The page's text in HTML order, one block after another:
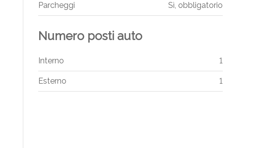
Parcheggi Sì, obbligatorio
Numero posti auto
Interno 1
Esterno 1